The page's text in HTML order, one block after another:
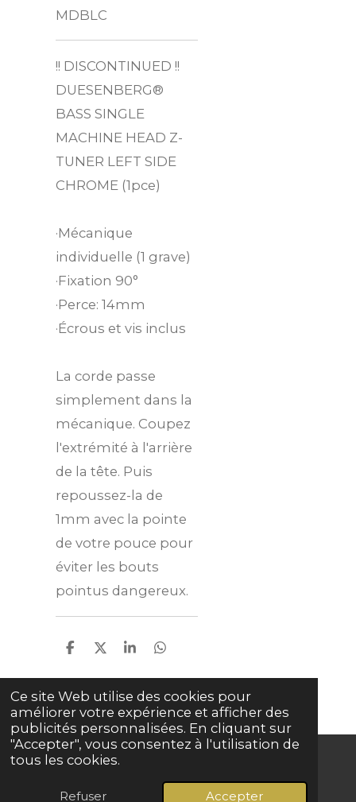
Ce site Web utilise des cookies pour
améliorer votre expérience et afficher des
publicités personnalisées. En cliquant sur
"Accepter", vous consentez à l'utilisation de
tous les cookies.
Refuser Accepter
MDBLC
!! DISCONTINUED !!
DUESENBERG®
BASS SINGLE
MACHINE HEAD Z-
TUNER LEFT SIDE
CHROME (1pce)
·Mécanique
individuelle (1 grave)
·Fixation 90°
·Perce: 14mm
·Écrous et vis inclus
La corde passe
simplement dans la
mécanique. Coupez
l'extrémité à l'arrière
de la tête. Puis
repoussez-la de
1mm avec la pointe
de votre pouce pour
éviter les bouts
pointus dangereux.
P
r
t
a
g
e
r
P
r
t
a
g
e
r
P
r
t
a
g
e
r
P
r
t
a
g
e
r
© 2024 - 2026 Grave basse